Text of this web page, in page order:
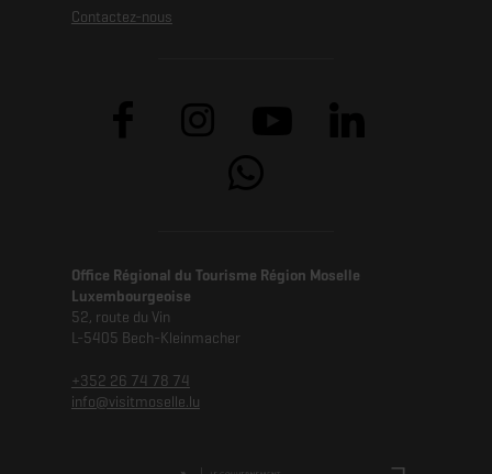
Contactez-nous
Office Régional du Tourisme Région Moselle
Luxembourgeoise
52, route du Vin
L-5405 Bech-Kleinmacher
+352 26 74 78 74
info@visitmoselle.lu